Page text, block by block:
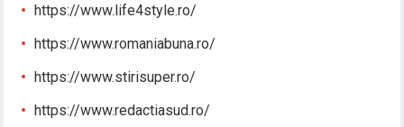
https://www.life4style.ro/
https://www.romaniabuna.ro/
https://www.stirisuper.ro/
https://www.redactiasud.ro/